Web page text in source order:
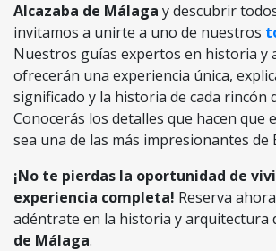
Alcazaba de Málaga y descubrir
invitamos a unirte a uno de nuestros
Nuestros guías expertos en historia y
ofrecerán una experiencia única,
significado y la historia de cada rincón
Conocerás los detalles que hacen que
sea una de las más impresionantes de
¡No te pierdas la oportunidad de
experiencia completa! Reserva
adéntrate en la historia y arquitectura
de Málaga.